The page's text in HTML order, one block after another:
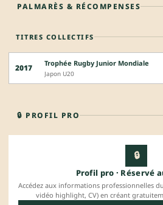
PALMARÈS & RÉCOMPENSES
TITRES COLLECTIFS
2017 Trophée Rugby Junior Mondiale
Japon U20
🔒 PROFIL PRO
🔒
Profil pro · Réservé
Accédez aux informations professionnelles
vidéo highlight, CV) en créant